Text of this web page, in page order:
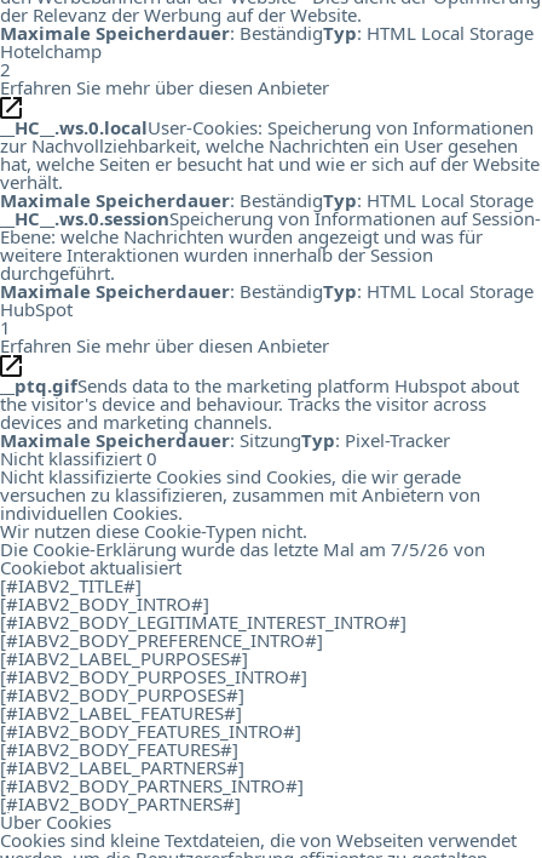
der Relevanz der Werbung auf der Website.
Maximale Speicherdauer: BeständigTyp: HTML Local Storage
Hotelchamp
2
Erfahren Sie mehr über diesen Anbieter
__HC__.ws.0.localUser-Cookies: Speicherung von Informationen
zur Nachvollziehbarkeit, welche Nachrichten ein User gesehen
hat, welche Seiten er besucht hat und wie er sich auf der Website
verhält.
Maximale Speicherdauer: BeständigTyp: HTML Local Storage
__HC__.ws.0.sessionSpeicherung von Informationen auf Session-
Ebene: welche Nachrichten wurden angezeigt und was für
weitere Interaktionen wurden innerhalb der Session
durchgeführt.
Maximale Speicherdauer: BeständigTyp: HTML Local Storage
HubSpot
1
Erfahren Sie mehr über diesen Anbieter
__ptq.gifSends data to the marketing platform Hubspot about
the visitor's device and behaviour. Tracks the visitor across
devices and marketing channels.
Maximale Speicherdauer: SitzungTyp: Pixel-Tracker
Nicht klassifiziert 0
Nicht klassifizierte Cookies sind Cookies, die wir gerade
versuchen zu klassifizieren, zusammen mit Anbietern von
individuellen Cookies.
Wir nutzen diese Cookie-Typen nicht.
Die Cookie-Erklärung wurde das letzte Mal am 7/5/26 von
Cookiebot aktualisiert
[#IABV2_TITLE#]
[#IABV2_BODY_INTRO#]
[#IABV2_BODY_LEGITIMATE_INTEREST_INTRO#]
[#IABV2_BODY_PREFERENCE_INTRO#]
[#IABV2_LABEL_PURPOSES#]
[#IABV2_BODY_PURPOSES_INTRO#]
[#IABV2_BODY_PURPOSES#]
[#IABV2_LABEL_FEATURES#]
[#IABV2_BODY_FEATURES_INTRO#]
[#IABV2_BODY_FEATURES#]
[#IABV2_LABEL_PARTNERS#]
[#IABV2_BODY_PARTNERS_INTRO#]
[#IABV2_BODY_PARTNERS#]
Über Cookies
Cookies sind kleine Textdateien, die von Webseiten verwendet